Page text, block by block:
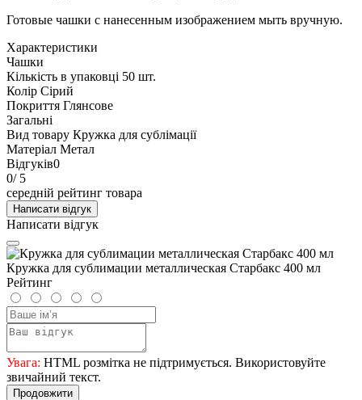
Готовые чашки с нанесенным изображением мыть вручную.
Характеристики
Чашки
Кількість в упаковці 50 шт.
Колір Сірий
Покриття Глянсове
Загальні
Вид товару Кружка для сублімації
Матеріал Метал
Відгуків0
0/ 5
середній рейтинг товара
Написати відгук
Написати відгук
Кружка для сублимации металлическая Старбакс 400 мл
Рейтинг
Увага: HTML розмітка не підтримується. Використовуйте
звичайний текст.
Продовжити